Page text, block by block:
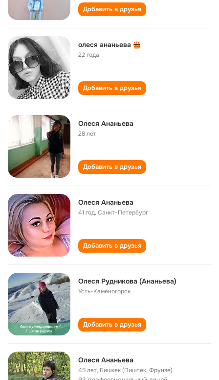
Добавить в друзья
олеся ананьева
22 года
Добавить в друзья
Олеся Ананьева
28 лет
Добавить в друзья
Олеся Ананьева
41 год,Санкт-Петербург
Добавить в друзья
Олеся Рудникова (Ананьева)
Усть-Каменогорск
Добавить в друзья
Олеся Ананьева
45 лет, Бишкек (Пишпек, Фрунзе)